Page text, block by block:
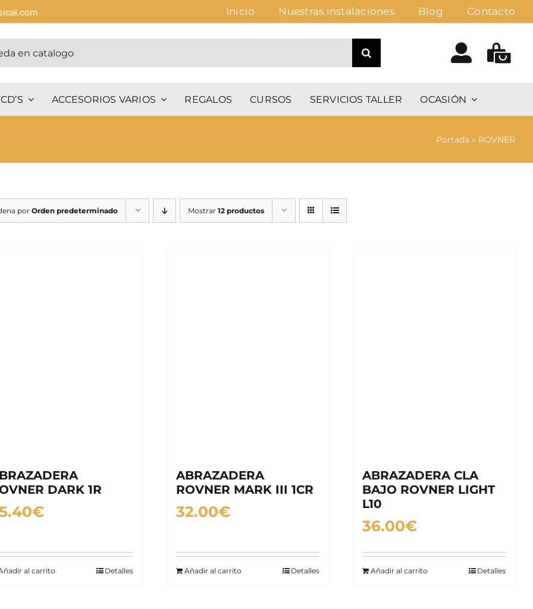
Inicio Nuestras instalaciones Blog Contacto
ACCESORIOS VARIOS REGALOS CURSOS SERVICIOS TALLER OCASIÓN
Portada » ROVNER
porOrden predeterminado Mostrar12 productos
DARK 1R
€
al carrito Detalles
ABRAZADERA
ROVNER MARK III 1CR
32.00€
Añadir al carrito Detalles
ABRAZADERA CLA
BAJO ROVNER LIGHT
L10
36.00€
Añadir al carrito Detalles